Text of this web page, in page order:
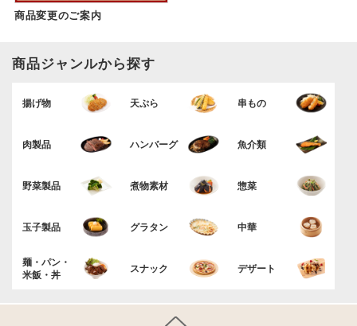
商品変更のご案内
商品ジャンルから探す
揚げ物 天ぷら 串もの
肉製品 ハンバーグ 魚介類
野菜製品 煮物素材 惣菜
玉子製品 グラタン 中華
麺・パン・
米飯・丼
スナック デザート